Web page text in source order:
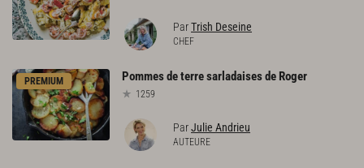
ParTrish Deseine
CHEF
PREMIUM Pommesdeterresarladaisesde Roger
1259
ParJulie Andrieu
AUTEURE